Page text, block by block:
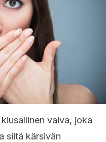
vaiva, joka
siitä kärsivän